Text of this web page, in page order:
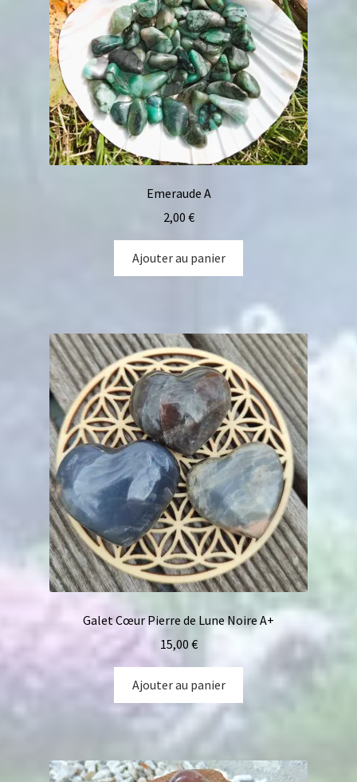
Emeraude A
2,00 €
Ajouter au panier
Galet Cœur Pierre de Lune Noire A+
15,00 €
Ajouter au panier